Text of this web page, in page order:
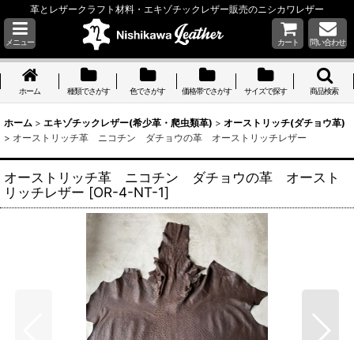
革とレザークラフト材料・エキゾチックレザー販売のニシカワレザー
メニュー カート 問い合わせ
ホーム 種類でさがす 色でさがす 価格帯でさがす サイズで探す 商品検索
ホーム > エキゾチックレザー(希少革・爬虫類革) > オーストリッチ(ダチョウ革)
> オーストリッチ革 ニコチン ダチョウの革 オーストリッチレザー
オーストリッチ革 ニコチン ダチョウの革 オースト
リッチレザー [OR-4-NT-1]